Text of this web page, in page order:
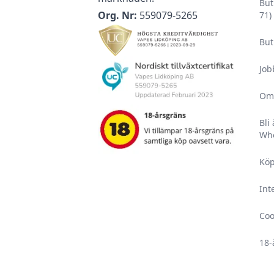
Förvara all din utrustning och alla nikotinvaror
Läs igenom säkerhetsbilagan innan användning.
Uppsök alltid läkare och/eller akutmottagning om
barn fått i sig nikotin, då det är väldigt skadligt för
Upplever du ihållande biverkningar som är angivna
vänligen uppsök läkare och ta med förpackningen
E-vätskor med nikotin har en hållbarhet på minst 2
bortom solljus mellan 5-25 °C på en torr och mörk
Org. Nr: 559079-5265
71)
Bli